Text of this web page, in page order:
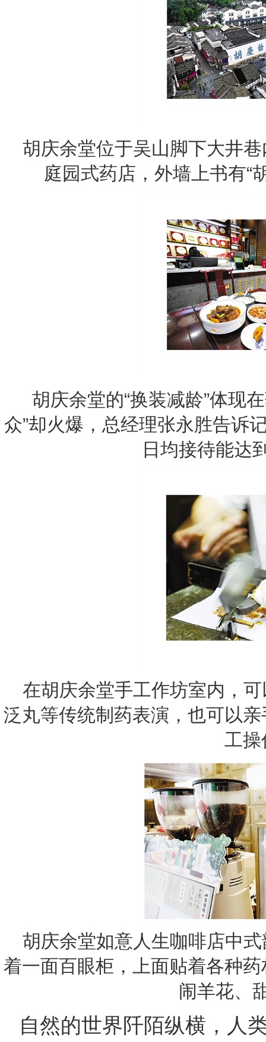
胡庆余堂位于吴山脚下大井
庭园式药店，外墙上书有“
胡庆余堂的“换装减龄”体现
众”却火爆，总经理张永胜告诉
日均接待能达
在胡庆余堂手工作坊室内，
泛丸等传统制药表演，也可以
工操
胡庆余堂如意人生咖啡店中
着一面百眼柜，上面贴着各种
闹羊花
自然的世界阡陌纵横，人